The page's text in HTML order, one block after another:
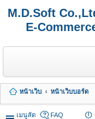
M.D.Soft
E-
หน้าเว็บ
หน้าเว็บบอร์ด
เมนูลัด
FAQ